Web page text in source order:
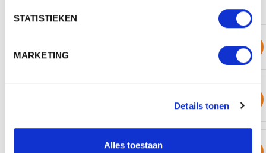
STATISTIEKEN
MARKETING
Details tonen
Alles toestaan
WERKTEKENINGEN
Product sheet (PDF) Download
Download
MBW\LIJNTEKENINGEN\M140958_YELLOW_M_V.JPG